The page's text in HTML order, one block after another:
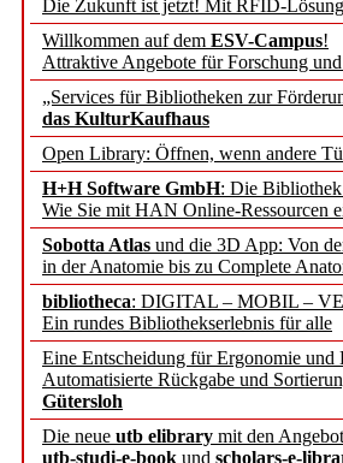
Die Zukunft ist jetzt! Mit RFID-
Willkommen auf dem ESV-Campus!
Attraktive Angebote für Forschung
„Services für Bibliotheken zur
das KulturKaufhaus
Open Library: Öffnen, wenn andere
H+H Software GmbH: Die
Wie Sie mit HAN Online-Ressourcen
Sobotta Atlas und die 3D App: Von
in der Anatomie bis zu Complete
bibliotheca: DIGITAL – MOBIL –
Ein rundes Bibliothekserlebnis für alle
Eine Entscheidung für Ergonomie und
Automatisierte Rückgabe und
Gütersloh
Die neue utb elibrary mit den
utb-studi-e-book und scholars-e-
konstruktiv!
Mohr
und die
Francke
EBSCO
Sorbisches
Geschichte